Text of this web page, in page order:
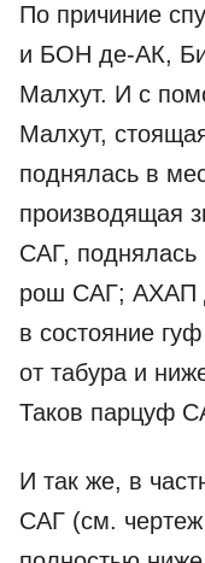
По причиние
и БОН де-­АК,
Малхут. И с
Малхут,
поднялась в
производящая
САГ, поднялась
рош САГ; АХАП
в состояние
от табура и
Таков парцуф
И так же, в
САГ (см.